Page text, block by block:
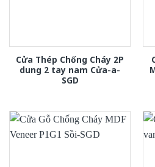
Cửa Thép Chống Cháy 2P
dung 2 tay nam Cửa-a-
SGD